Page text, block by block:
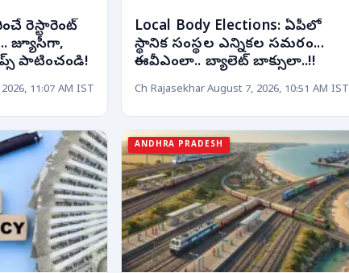
రెస్టారెంట్
జ్యూసీగా,
పాటించండి!
11:07 AM IST
Local Body Elections: ఏపీలో
స్థానిక సంస్థల ఎన్నికల సమరం...
ఈవీఎంలా.. బ్యాలెట్ బాక్సులా..!!
Ch RajasekharAugust 7, 2026, 10:51 AM IST
ANDHRA PRADESH